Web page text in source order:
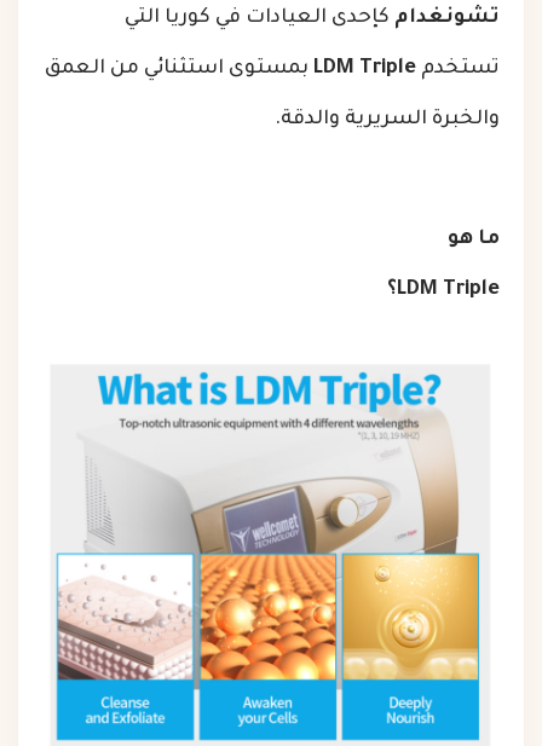
تشونغدام كإحدى العيادات في كوريا التي
تستخدم LDM Triple بمستوى استثنائي من العمق
والخبرة السريرية والدقة.
ما هو
LDM Triple؟